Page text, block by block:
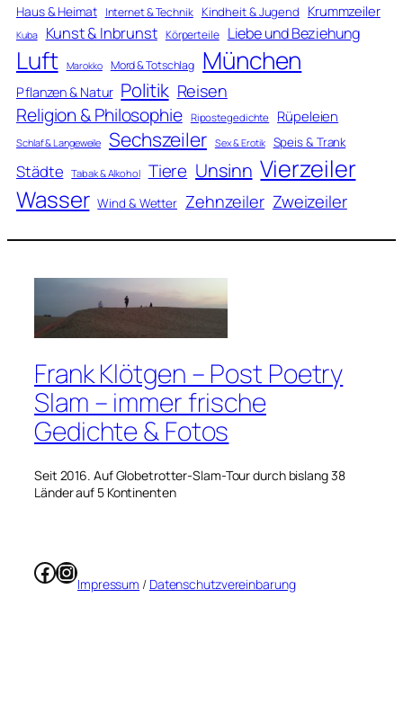
Haus & Heimat Internet & Technik Kindheit & Jugend Krummzeiler
Kuba Kunst & Inbrunst Körperteile Liebe und Beziehung
Luft Marokko Mord & Totschlag München
Pflanzen & Natur Politik Reisen
Religion & Philosophie Ripostegedichte Rüpeleien
Schlaf & Langeweile Sechszeiler Sex & Erotik Speis & Trank
Städte Tabak & Alkohol Tiere Unsinn Vierzeiler
Wasser Wind & Wetter Zehnzeiler Zweizeiler
Frank Klötgen – Post Poetry
Slam – immer frische
Gedichte & Fotos
Seit 2016. Auf Globetrotter-Slam-Tour durch bislang 38
Länder auf 5 Kontinenten
Facebook
Instagram
Impressum / Datenschutzvereinbarung